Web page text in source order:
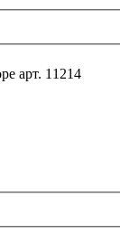
Болт М10*30*1 кард. Г-З в сборе арт. 11214